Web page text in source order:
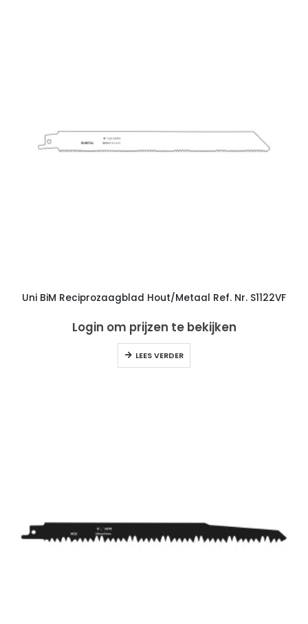
Uni BiM Reciprozaagblad Hout/Metaal Ref. Nr. S1122VF
Login om prijzen te bekijken
LEES VERDER